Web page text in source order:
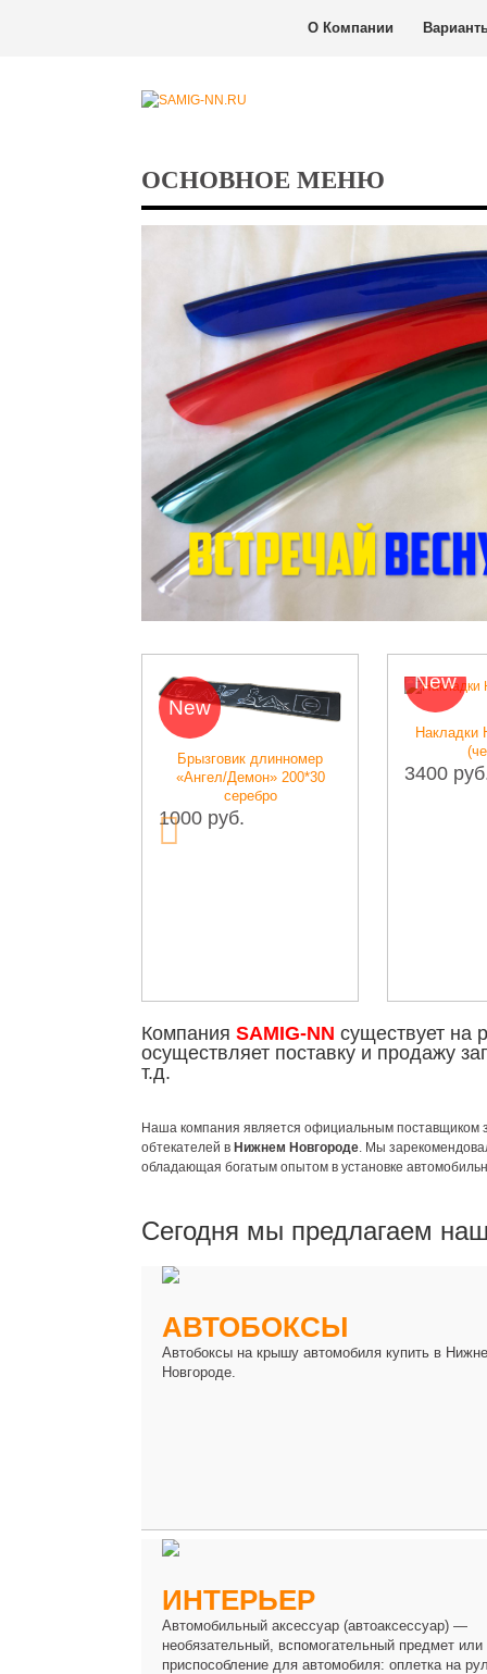
О Компании
ОСНОВНОЕ МЕНЮ
New
Брызговик длинномер
«Ангел/Демон» 200*30
серебро
1000 руб.
New
Накладки
(черные)
3400 руб.
Компания SAMIG-NN существует на
осуществляет поставку и продажу
т.д.
Наша компания является официальным поставщиком
обтекателей в Нижнем Новгороде . Мы
обладающая богатым опытом в установке
Сегодня мы предлагаем
АВТОБОКСЫ
Автобоксы на крышу автомобиля купить в
Новгороде.
ИНТЕРЬЕР
Автомобильный аксессуар (автоаксессуар) —
необязательный, вспомогательный предмет или
приспособление для автомобиля: оплетка на